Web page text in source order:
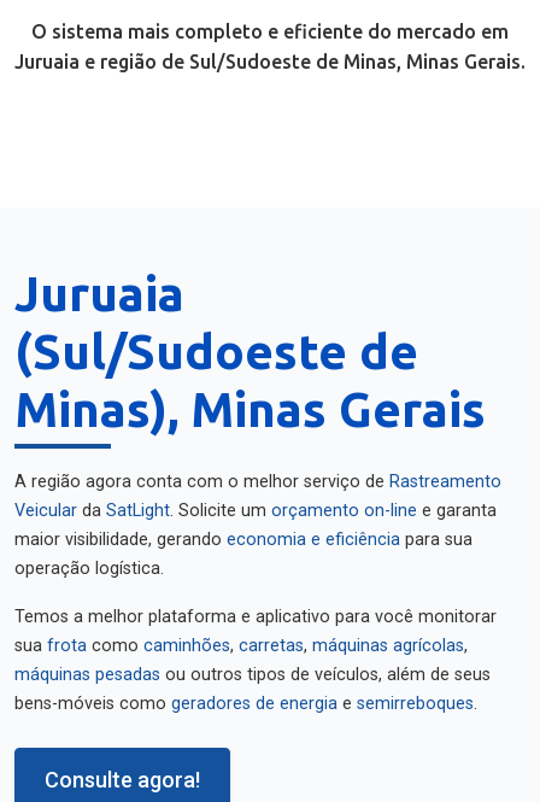
O sistema mais completo e eficiente do mercado em
Juruaia e região de Sul/Sudoeste de Minas, Minas Gerais.
Juruaia
(Sul/Sudoeste de
Minas), Minas Gerais
A região agora conta com o melhor serviço de Rastreamento
Veicular da SatLight. Solicite um orçamento on-line e garanta
maior visibilidade, gerando economia e eficiência para sua
operação logística.
Temos a melhor plataforma e aplicativo para você monitorar
sua frota como caminhões, carretas, máquinas agrícolas,
máquinas pesadas ou outros tipos de veículos, além de seus
bens-móveis como geradores de energia e semirreboques.
Consulte agora!